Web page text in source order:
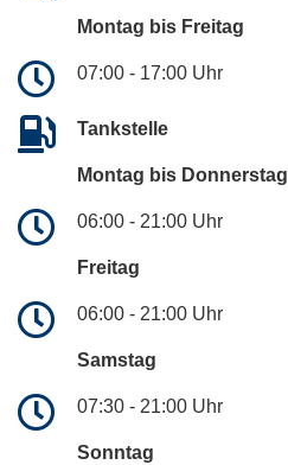
Montag bis Freitag
07:00 - 17:00 Uhr
Tankstelle
Montag bis Donnerstag
06:00 - 21:00 Uhr
Freitag
06:00 - 21:00 Uhr
Samstag
07:30 - 21:00 Uhr
Sonntag